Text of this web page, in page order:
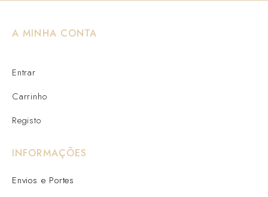
A MINHA CONTA
Entrar
Carrinho
Registo
INFORMAÇÕES
Envios e Portes